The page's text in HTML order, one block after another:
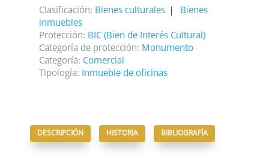
Clasificación: Bienes culturales
Bienes
inmuebles
Protección: BIC (Bien de Interés Cultural)
Categoría de protección: Monumento
Categoría: Comercial
Tipología:
Inmueble de oficinas
DESCRIPCIÓN HISTORIA BIBLIOGRAFÍA
se usa la
Para que
visita. Si
rechaza estas
cookies,